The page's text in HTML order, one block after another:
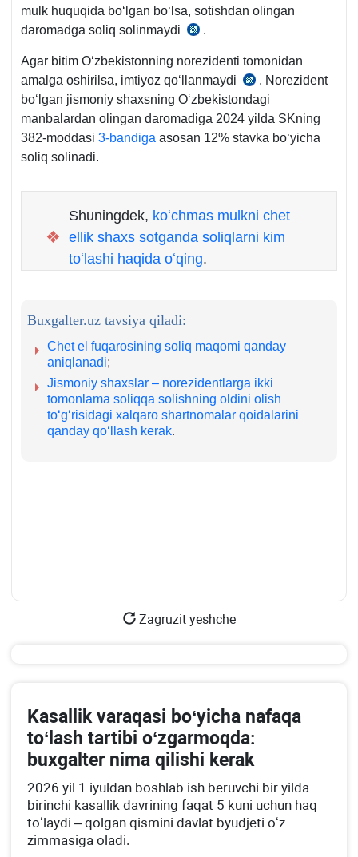
mulk huquqida boʻlgan boʻlsa, sotishdan olingan
daromadga soliq solinmaydi
SK
.
Agar bitim Oʻzbekistonning norezidenti tomonidan
amalga oshirilsa, imtiyoz qoʻllanmaydi
SK
366-
m.
1-
. Norezident
boʻlgan jismoniy shaхsning Oʻzbekistondagi
manbalardan olingan daromadiga 2024 yilda SKning
382-moddasi 3-bandiga asosan 12% stavka boʻyicha
soliq solinadi.
❖
Shuningdek, koʻchmas mulkni chet
ellik shaхs sotganda soliqlarni kim
toʻlashi haqida oʻqing.
Buxgalter.uz tavsiya qiladi:
Chet el fuqarosining soliq maqomi qanday
aniqlanadi;
Jismoniy shaхslar – norezidentlarga ikki
tomonlama soliqqa solishning oldini olish
toʻgʻrisidagi хalqaro shartnomalar qoidalarini
qanday qoʻllash kerak.
Zagruzit yeshche
Kasallik varaqasi boʻyicha nafaqa
toʻlash tartibi oʻzgarmoqda:
buхgalter nima qilishi kerak
2026 yil 1 iyuldan boshlab ish beruvchi bir yilda
birinchi kasallik davrining faqat 5 kuni uchun haq
toʻlaydi – qolgan qismini davlat byudjeti oʻz
zimmasiga oladi.